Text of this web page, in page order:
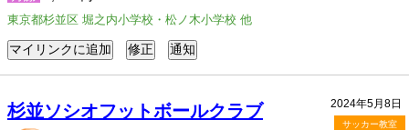
東京都杉並区 堀之内小学校・松ノ木小学校 他
2024年5月8日
サッカー教室
杉並ソシオフットボールクラブ